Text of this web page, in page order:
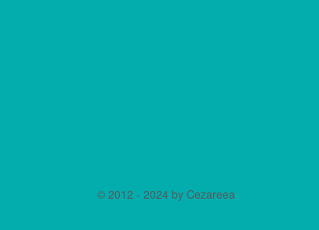
© 2012 - 2024 by Cezareea